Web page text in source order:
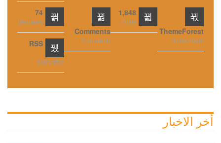
ThemeForest
Subscribers
1,848
Posts
Comments
Comments
74
Members
RSS
Subscribe
أخر الاخبار